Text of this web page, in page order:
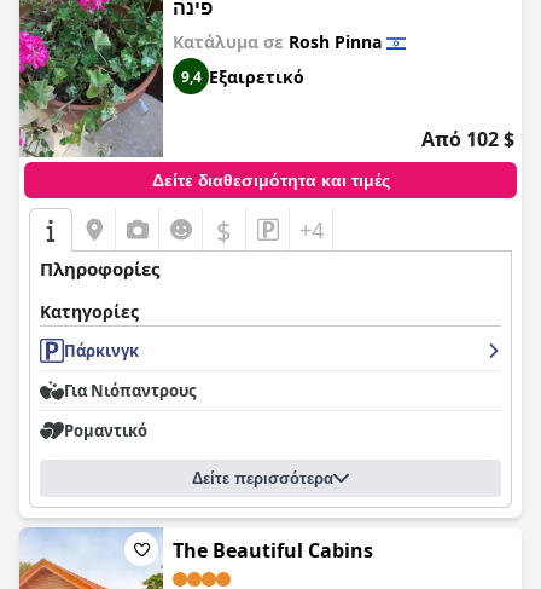
פינה
Κατάλυμα σε Rosh Pinna
9,4 Εξαιρετικό
Από 102 $
Δείτε διαθεσιμότητα και τιμές
$ +4
Πληροφορίες
Κατηγορίες
Πάρκινγκ
Για Νιόπαντρους
Ρομαντικό
Δείτε περισσότερα
The Beautiful Cabins